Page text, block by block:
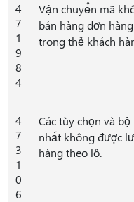
4
7
1
9
8
4
Vận chuyển mã
bán hàng đơn
trong thẻ khách
4
7
3
1
0
6
Các tùy chọn và
nhất không được
hàng theo lô.